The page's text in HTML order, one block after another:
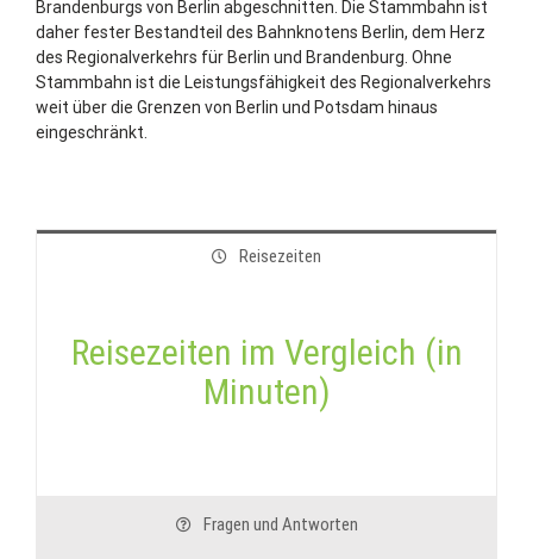
Brandenburgs von Berlin abgeschnitten. Die Stammbahn ist
daher fester Bestandteil des Bahnknotens Berlin, dem Herz
des Regionalverkehrs für Berlin und Brandenburg. Ohne
Stammbahn ist die Leistungsfähigkeit des Regionalverkehrs
weit über die Grenzen von Berlin und Potsdam hinaus
eingeschränkt.
Reisezeiten
Reisezeiten im Vergleich (in
Minuten)
Fragen und Antworten